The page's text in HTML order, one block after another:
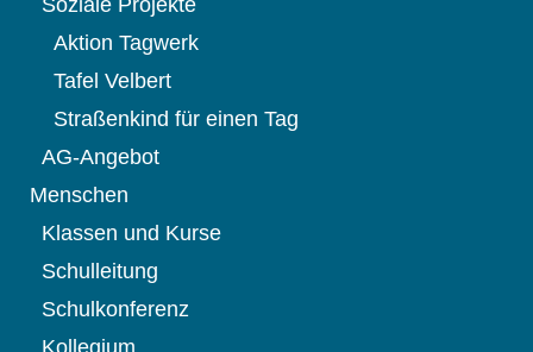
Soziale Projekte
Aktion Tagwerk
Tafel Velbert
Straßenkind für einen Tag
AG-Angebot
Menschen
Klassen und Kurse
Schulleitung
Schulkonferenz